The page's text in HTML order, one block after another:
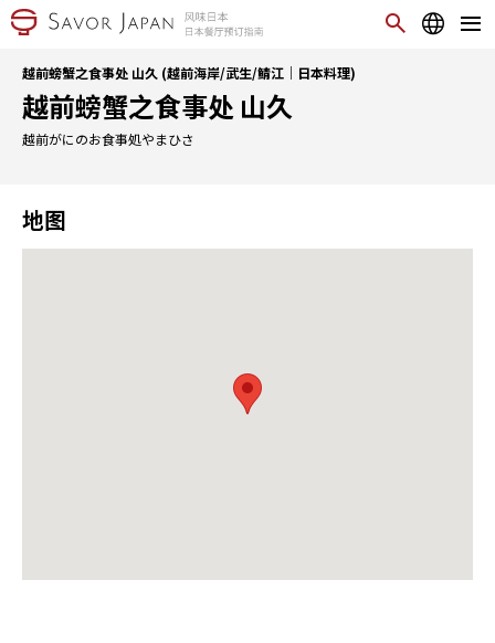
越前螃蟹之食事处 山久 (越前海岸/武生/鲭江｜日本料理)
越前螃蟹之食事处 山久
越前がにのお食事処やまひさ
地图